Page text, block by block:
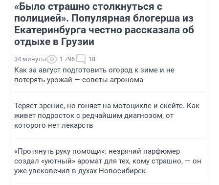
«Было страшно столкнуться с
полицией». Популярная блогерша из
Екатеринбурга честно рассказала об
отдыхе в Грузии
34 минуты 1 796 18
Как за август подготовить огород к зиме и не
потерять урожай — советы агронома
Теряет зрение, но гоняет на мотоцикле и скейте. Как
живет подросток с редчайшим диагнозом, от
которого нет лекарств
«Протянуть руку помощи»: незрячий парфюмер
создал «уютный» аромат для тех, кому страшно, — он
уже увековечил в духах Новосибирск